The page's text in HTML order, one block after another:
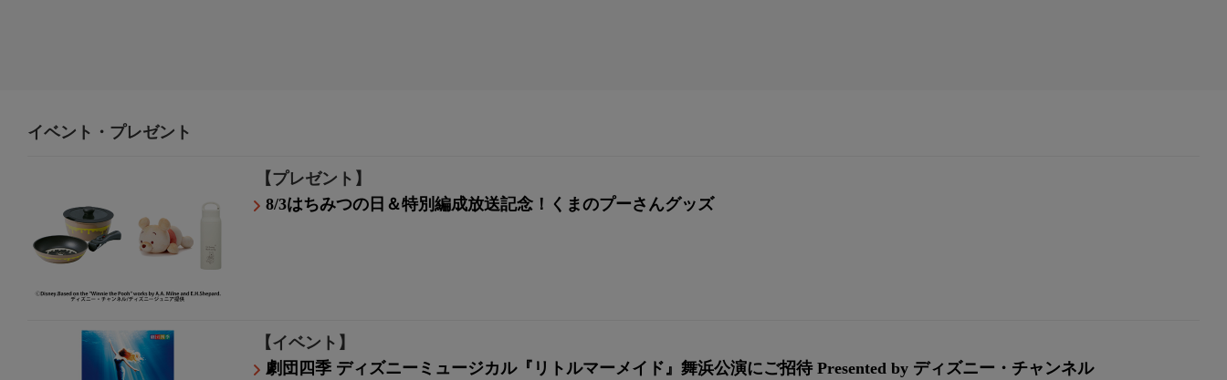
イベント・プレゼント
【プレゼント】
8/3はちみつの日＆特別編成放送記念！くまのプーさんグッズ
【イベント】
劇団四季 ディズニーミュージカル『リトルマーメイド』舞浜公演にご招待 Presented by ディズニー・チャンネル